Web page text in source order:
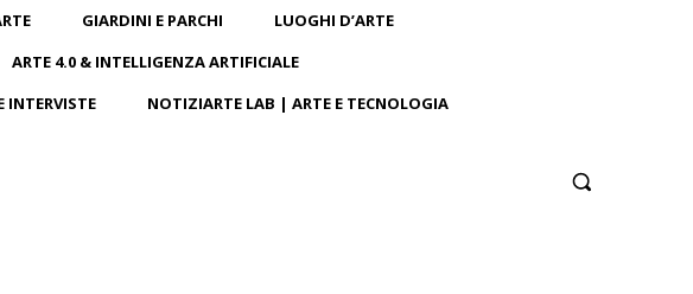
GIARDINI E PARCHI
LUOGHI D’ARTE
ARTE 4.0 & INTELLIGENZA ARTIFICIALE
INTERVISTE NOTIZIARTE LAB | ARTE E TECNOLOGIA